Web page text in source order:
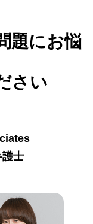
さい
護士